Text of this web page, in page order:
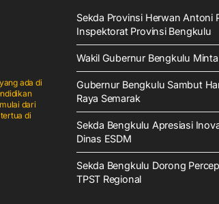
ada di
dari
di
Sekda Provinsi Herwan Antoni
Inspektorat Provinsi Bengkulu
Wakil Gubernur Bengkulu
Gubernur Bengkulu Sambut
Raya Semarak
Sekda Bengkulu Apresiasi
Dinas ESDM
Sekda Bengkulu Dorong
TPST Regional